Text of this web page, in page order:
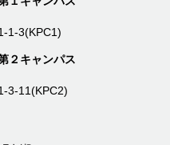
1-3(KPC1)
２キャンパス
3-11(KPC2)